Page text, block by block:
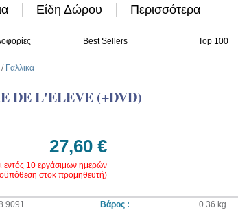
Είδη Δώρου Περισσότερα
Best Sellers Top 100
/ Γαλλικά
DE L'ELEVE (+DVD)
27,60 €
εντός 10 εργάσιμων ημερών
στοκ προμηθευτή)
Βάρος :
0.36 kg